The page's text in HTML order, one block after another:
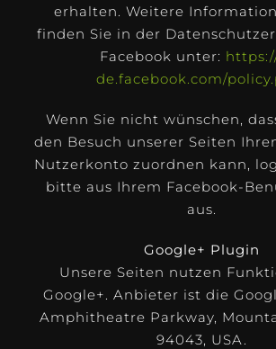
erhalten. Weitere
finden Sie in der
Facebook unter:
de.facebook.com/
Wenn Sie nicht wünschen,
den Besuch unserer Seiten
Nutzerkonto zuordnen kann,
bitte aus Ihrem Facebook-
aus.
Google+ Plugin
Unsere Seiten nutzen
Google+. Anbieter ist die
Amphitheatre Parkway,
94043, USA.